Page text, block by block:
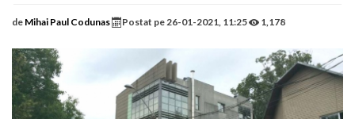
de Mihai Paul Codunas Postat pe26-01-2021, 11:25 1,178